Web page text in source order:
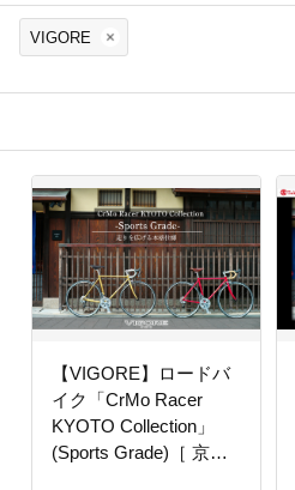
VIGORE
【VIGORE】ロードバ
イク「CrMo Racer
KYOTO Collection」
(Sports Grade)［ 京都